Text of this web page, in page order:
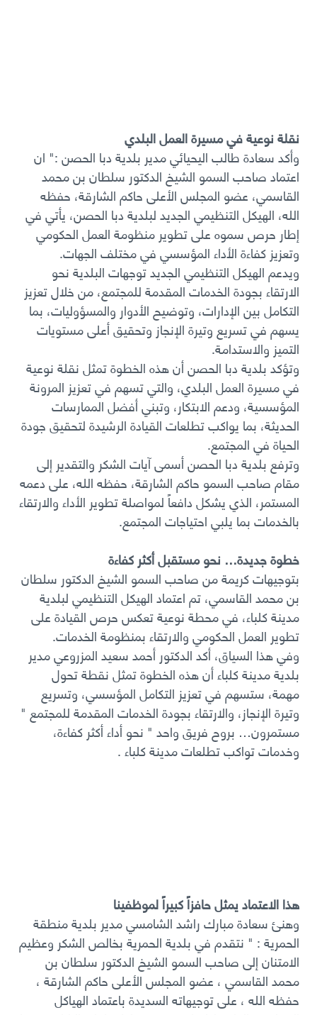
نقلة نوعية في مسيرة العمل البلدي
وأكد سعادة طالب اليحيائي مدير بلدية دبا الحصن :" ان
اعتماد صاحب السمو الشيخ الدكتور سلطان بن محمد
القاسمي، عضو المجلس الأعلى حاكم الشارقة، حفظه
الله، الهيكل التنظيمي الجديد لبلدية دبا الحصن، يأتي في
إطار حرص سموه على تطوير منظومة العمل الحكومي
وتعزيز كفاءة الأداء المؤسسي في مختلف الجهات.
ويدعم الهيكل التنظيمي الجديد توجهات البلدية نحو
الارتقاء بجودة الخدمات المقدمة للمجتمع، من خلال تعزيز
التكامل بين الإدارات، وتوضيح الأدوار والمسؤوليات، بما
يسهم في تسريع وتيرة الإنجاز وتحقيق أعلى مستويات
التميز والاستدامة.
وتؤكد بلدية دبا الحصن أن هذه الخطوة تمثل نقلة نوعية
في مسيرة العمل البلدي، والتي تسهم في تعزيز المرونة
المؤسسية، ودعم الابتكار، وتبني أفضل الممارسات
الحديثة، بما يواكب تطلعات القيادة الرشيدة لتحقيق جودة
الحياة في المجتمع.
وترفع بلدية دبا الحصن أسمى آيات الشكر والتقدير إلى
مقام صاحب السمو حاكم الشارقة، حفظه الله، على دعمه
المستمر، الذي يشكل دافعاً لمواصلة تطوير الأداء والارتقاء
بالخدمات بما يلبي احتياجات المجتمع.
خطوة جديدة… نحو مستقبل أكثر كفاءة
بتوجيهات كريمة من صاحب السمو الشيخ الدكتور سلطان
بن محمد القاسمي، تم اعتماد الهيكل التنظيمي لبلدية
مدينة كلباء، في محطة نوعية تعكس حرص القيادة على
تطوير العمل الحكومي والارتقاء بمنظومة الخدمات.
وفي هذا السياق، أكد الدكتور أحمد سعيد المزروعي مدير
بلدية مدينة كلباء أن هذه الخطوة تمثل نقطة تحول
مهمة، ستسهم في تعزيز التكامل المؤسسي، وتسريع
وتيرة الإنجاز، والارتقاء بجودة الخدمات المقدمة للمجتمع "
مستمرون… بروح فريق واحد " نحو أداء أكثر كفاءة،
وخدمات تواكب تطلعات مدينة كلباء .
هذا الاعتماد يمثل حافزاً كبيراً لموظفينا
وهنئ سعادة مبارك راشد الشامسي مدير بلدية منطقة
الحمرية : " نتقدم في بلدية الحمرية بخالص الشكر وعظيم
الامتنان إلى صاحب السمو الشيخ الدكتور سلطان بن
محمد القاسمي ، عضو المجلس الأعلى حاكم الشارقة ،
حفظه الله ، على توجيهاته السديدة باعتماد الهياكل